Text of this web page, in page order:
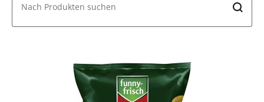
Nach Produkten suchen